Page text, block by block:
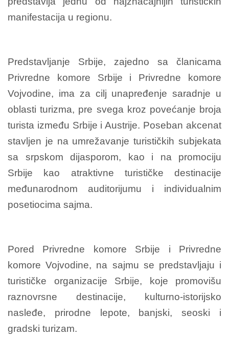
manifestacija u regionu.
Predstavljanje Srbije, zajedno sa članicama
Privredne komore Srbije i Privredne komore
Vojvodine, ima za cilj unapređenje saradnje u
oblasti turizma, pre svega kroz povećanje broja
turista između Srbije i Austrije. Poseban akcenat
stavljen je na umrežavanje turističkih subjekata
sa srpskom dijasporom, kao i na promociju
Srbije kao atraktivne turističke destinacije
međunarodnom auditorijumu i individualnim
posetiocima sajma.
Pored Privredne komore Srbije i Privredne
komore Vojvodine, na sajmu se predstavljaju i
turističke organizacije Srbije, koje promovišu
raznovrsne destinacije, kulturno-istorijsko
nasleđe, prirodne lepote, banjski, seoski i
gradski turizam.